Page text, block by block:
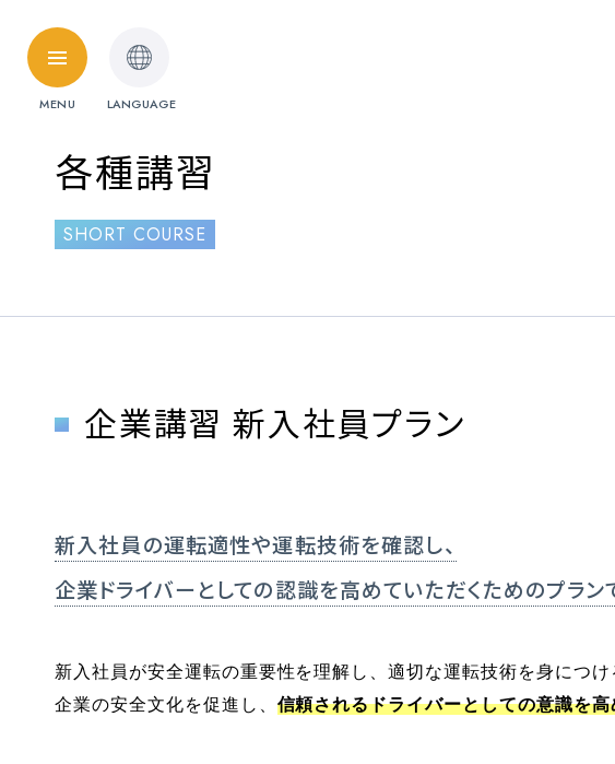
LANGUAGE
MENU
笹丘校ブログ 花畑校ブ
各種講習
SHORT COURSE
企業講習 新入社員プラン
新入社員の運転適性や運転技術を確認し、
企業ドライバーとしての認識を高めていただくためのプラン
新入社員が安全運転の重要性を理解し、適切な運転技術を身につけ
企業の安全文化を促進し、 信頼されるドライバーとしての意識を